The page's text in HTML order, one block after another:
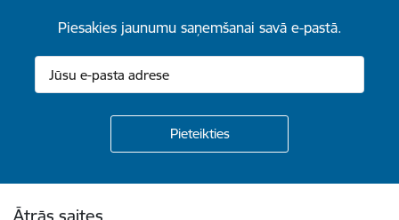
Piesakies jaunumu saņemšanai savā e-pastā.
Ātrās saites